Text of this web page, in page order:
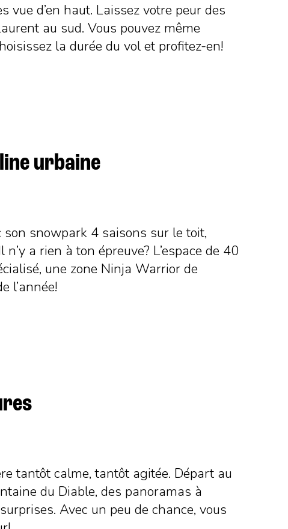
d’en haut. Laissez votre peur des
au sud. Vous pouvez même
la durée du vol et profitez-en!
urbaine
snowpark 4 saisons sur le toit,
a rien à ton épreuve? L’espace de 40
une zone Ninja Warrior de
l’année!
tantôt calme, tantôt agitée. Départ au
du Diable, des panoramas à
Avec un peu de chance, vous